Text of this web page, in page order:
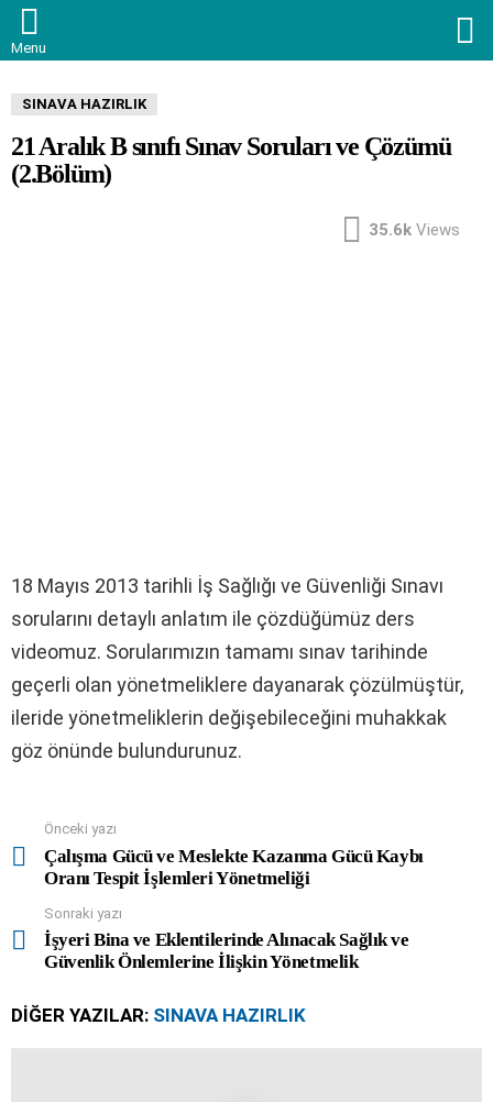
Menu
SINAVA HAZIRLIK
21 Aralık B sınıfı Sınav Soruları ve Çözümü
(2.Bölüm)
35.6k Views
18 Mayıs 2013 tarihli İş Sağlığı ve Güvenliği Sınavı
sorularını detaylı anlatım ile çözdüğümüz ders
videomuz. Sorularımızın tamamı sınav tarihinde
geçerli olan yönetmeliklere dayanarak çözülmüştür,
ileride yönetmeliklerin değişebileceğini muhakkak
göz önünde bulundurunuz.
more
Önceki yazı
Çalışma Gücü ve Meslekte Kazanma Gücü Kaybı
Oranı Tespit İşlemleri Yönetmeliği
Sonraki yazı
İşyeri Bina ve Eklentilerinde Alınacak Sağlık ve
Güvenlik Önlemlerine İlişkin Yönetmelik
DIĞER YAZILAR: SINAVA HAZIRLIK